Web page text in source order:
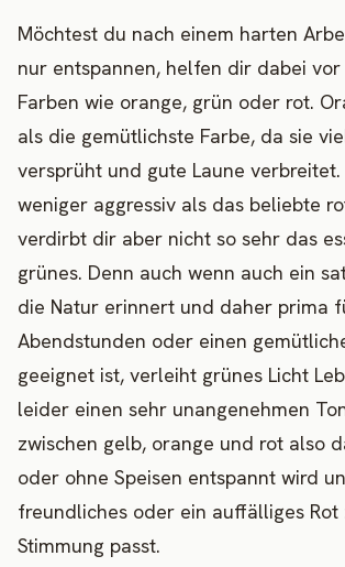
Möchtest du nach einem harten
nur entspannen, helfen dir dabei
Farben wie orange, grün oder rot.
als die gemütlichste Farbe, da sie
versprüht und gute Laune verbreitet.
weniger aggressiv als das beliebte
verdirbt dir aber nicht so sehr das
grünes. Denn auch wenn auch ein
die Natur erinnert und daher prima
Abendstunden oder einen
geeignet ist, verleiht grünes Licht
leider einen sehr unangenehmen
zwischen gelb, orange und rot also
oder ohne Speisen entspannt wird
freundliches oder ein auffälliges Rot
Stimmung passt.